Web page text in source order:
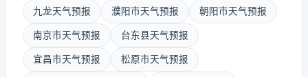
九龙天气预报 濮阳市天气预报 朝阳市天气预报
南京市天气预报 台东县天气预报
宜昌市天气预报 松原市天气预报